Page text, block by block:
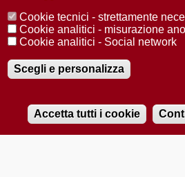
Audio
Redazione Copyright Privacy
© 2025 Università di Padova
Registrazione presso il Tribunale di Padova
2012
Cookie tecnici - strettamente
Cookie analitici - misurazione
Cookie analitici - Social network
Scegli e personalizza
Accetta tutti i cookie